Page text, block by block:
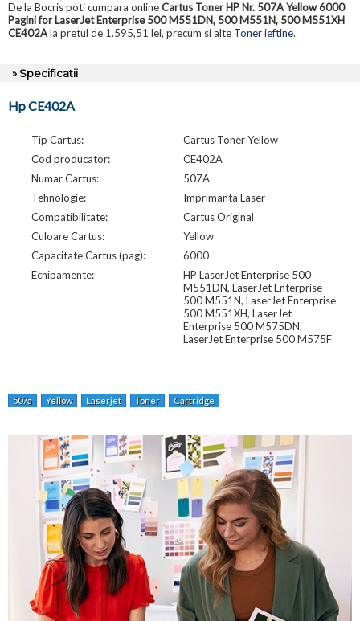
De la Bocris poti cumpara onlineCartus Toner HP Nr. 507A Yellow 6000
Pagini for LaserJet Enterprise 500 M551DN, 500 M551N, 500 M551XH
CE402Ala pretul de 1.595,51 lei, precum si alte Toner ieftine.
» Specificatii
Hp CE402A
Tip Cartus:
Cartus Toner Yellow
Cod producator:
CE402A
Numar Cartus:
507A
Tehnologie:
Imprimanta Laser
Compatibilitate:
Cartus Original
Culoare Cartus:
Yellow
Capacitate Cartus (pag):
6000
Echipamente:
HP LaserJet Enterprise 500
M551DN, LaserJet Enterprise
500 M551N, LaserJet Enterprise
500 M551XH, LaserJet
Enterprise 500 M575DN,
LaserJet Enterprise 500 M575F
507a Yellow Laserjet Toner Cartridge